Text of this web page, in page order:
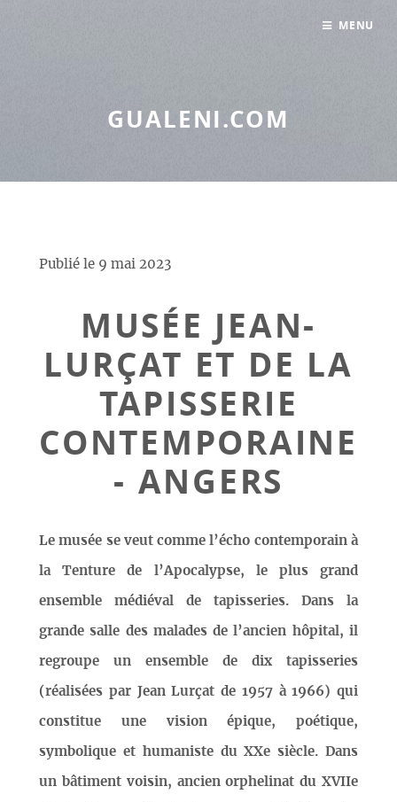
GUALENI.COM
Publié le 9 mai 2023
MUSÉE JEAN-
LURÇAT ET DE LA
TAPISSERIE
CONTEMPORAINE
- ANGERS
Le musée se veut comme l’écho contemporain à
la Tenture de l’Apocalypse, le plus grand
ensemble médiéval de tapisseries. Dans la
grande salle des malades de l’ancien hôpital, il
regroupe un ensemble de dix tapisseries
(réalisées par Jean Lurçat de 1957 à 1966) qui
constitue une vision épique, poétique,
symbolique et humaniste du XXe siècle. Dans
un bâtiment voisin, ancien orphelinat du XVIIe
MENU